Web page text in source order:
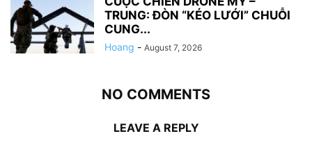
TRUNG: ĐÒN “KÉO LƯỚI” CHUỖI
CUNG...
Hoang - August 7, 2026
NO COMMENTS
LEAVE A REPLY